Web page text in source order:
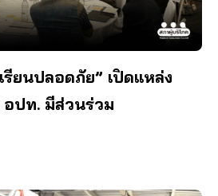
ยนปลอดภัย” เปิดแหล่ง
ปท. มีส่วนร่วม